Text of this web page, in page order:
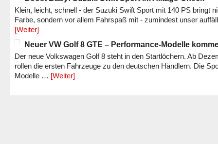
Klein, leicht, schnell - der Suzuki Swift Sport mit 140 PS bringt
Farbe, sondern vor allem Fahrspaß mit - zumindest unser
[Weiter]
Neuer VW Golf 8 GTE – Performance-Modelle
Der neue Volkswagen Golf 8 steht in den Startlöchern. Ab
rollen die ersten Fahrzeuge zu den deutschen Händlern. Die
Modelle … [Weiter]